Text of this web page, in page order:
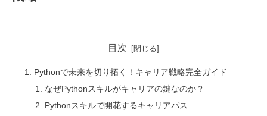
目次
Pythonで未来を切り拓く！キャリア戦略完全ガイド
なぜPythonスキルがキャリアの鍵なのか？
Pythonスキルで開花するキャリアパス